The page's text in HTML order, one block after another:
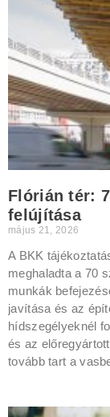
Flórián tér:
felújítása
május 21, 2026
A BKK
meghaladta a 70
munkák
javítása és az
hídszegélyeknél
és az
tovább tart a